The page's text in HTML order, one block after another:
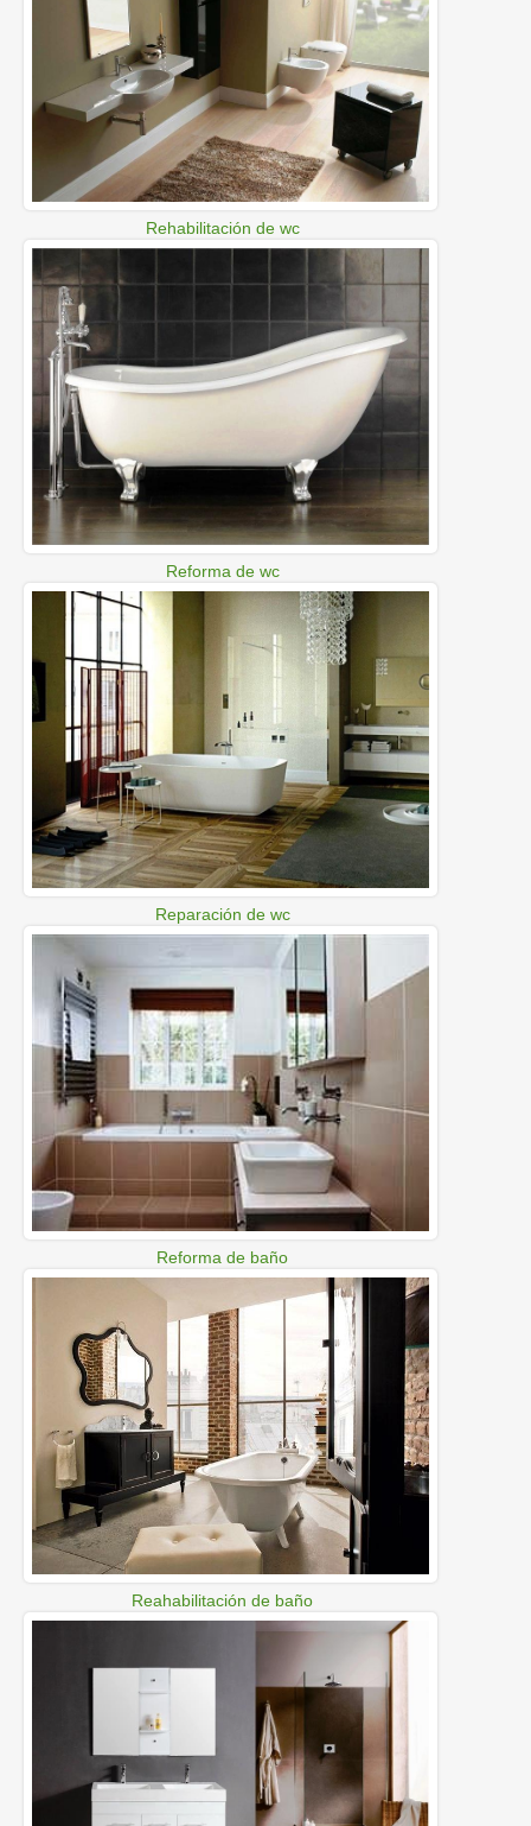
Rehabilitación de wc
Reforma de wc
Reparación de wc
Reforma de baño
Reahabilitación de baño